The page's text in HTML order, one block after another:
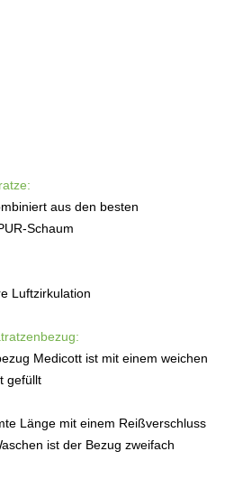
aus den besten
Schaum
L uftzirkulation
Medicott ist mit einem weichen
gefüllt
Länge mit einem Reißverschluss
ist der Bezug zweifach